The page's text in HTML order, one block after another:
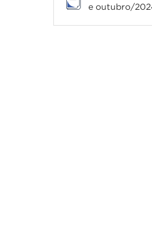
e outubro/